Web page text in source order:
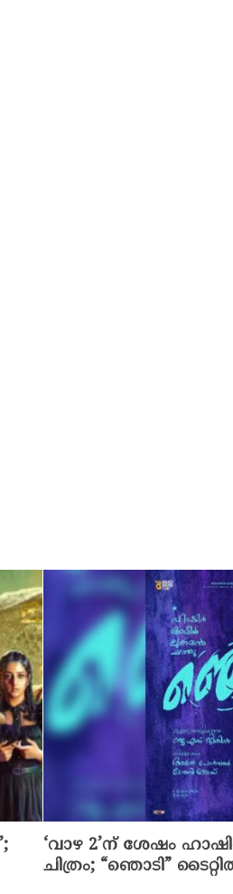
‘വാഴ 2’ന് ശേഷം
ചിത്രം; “ഞൊടി”